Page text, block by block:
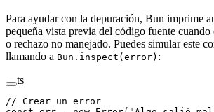
Para ayudar con la depuración, Bun imprime
pequeña vista previa del código fuente
o rechazo no manejado. Puedes simular este
llamando a Bun.inspect(error) :
ts
// Crear un error